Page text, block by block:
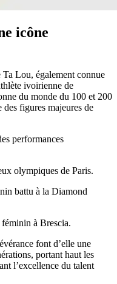
icône
Lou, également connue
ivoirienne de
du monde du 100 et 200
des figures majeures de
performances
olympiques de Paris.
battu à la Diamond
à Brescia.
font d’elle une
portant haut les
l’excellence du talent